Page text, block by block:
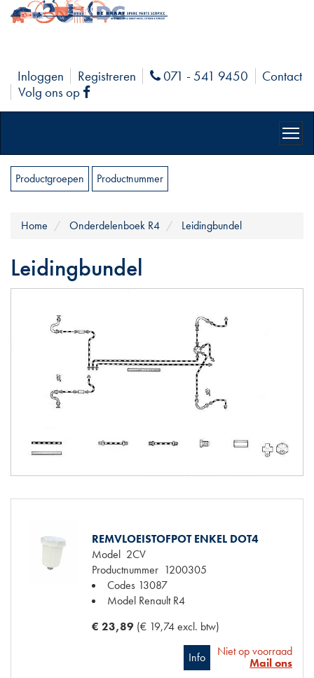
Inloggen Registreren Phone
071 - 541 9450
Contact
Volg ons op
Facebook
Productgroepen Productnummer
Home Onderdelenboek R4 Leidingbundel
Leidingbundel
REMVLOEISTOFPOT ENKEL DOT4
Model 2CV
Productnummer 1200305
Codes 13087
Model Renault R4
€ 23,89 (€ 19,74 excl. btw)
Info
Niet op voorraad
Mail ons